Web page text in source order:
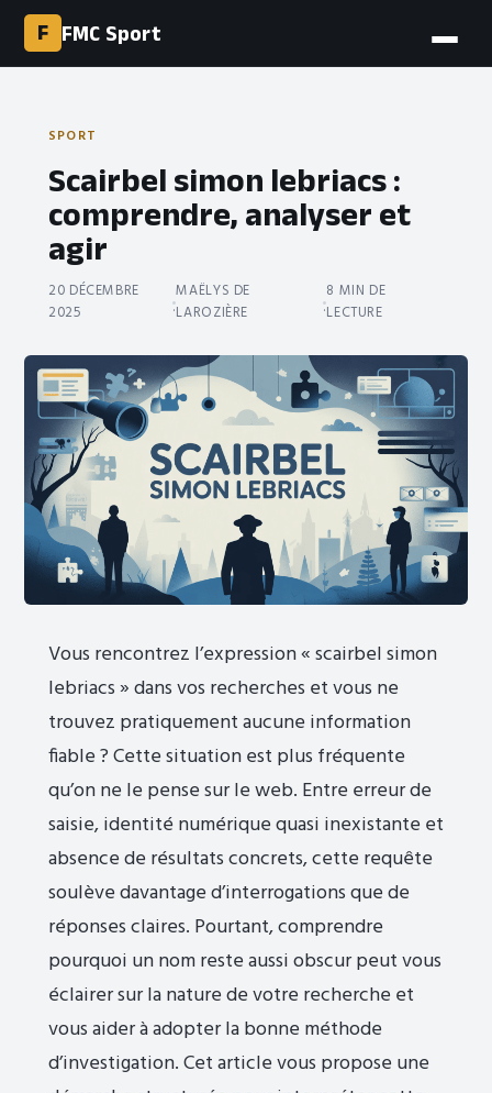
F FMC Sport
SPORT
Scairbel simon lebriacs :
comprendre, analyser et
agir
20 DÉCEMBRE
2025
·
MAËLYS DE
LAROZIÈRE
·
8 MIN DE
LECTURE
Vous rencontrez l’expression « scairbel simon
lebriacs » dans vos recherches et vous ne
trouvez pratiquement aucune information
fiable ? Cette situation est plus fréquente
qu’on ne le pense sur le web. Entre erreur de
saisie, identité numérique quasi inexistante et
absence de résultats concrets, cette requête
soulève davantage d’interrogations que de
réponses claires. Pourtant, comprendre
pourquoi un nom reste aussi obscur peut vous
éclairer sur la nature de votre recherche et
vous aider à adopter la bonne méthode
d’investigation. Cet article vous propose une